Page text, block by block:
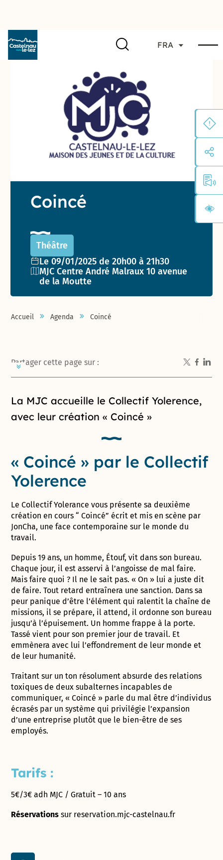
FRA
Coincé
Théâtre
Date de l'événement :
Le 09/01/2025 de 20h00 à 21h30
Lieu :
MJC Centre André Malraux 10 avenue
de la Moutte
Accueil Agenda Coincé
Partager cette page sur :
Introduction de la page
La MJC accueille le Collectif Yolerence,
avec leur création « Coincé »
« Coincé » par le Collectif
Yolerence
Le Collectif Yolerance vous présente sa deuxième
création en cours “ Coincé” écrit et mis en scène par
JonCha, une face contemporaine sur le monde du
travail.
​​Depuis 19 ans, un homme, Étouf, vit dans son bureau.
Chaque jour, il est asservi à l’angoisse de mal faire.
Mais faire quoi ? Il ne le sait pas. « On » lui a juste dit
de faire. Tout retard entraînera une sanction. Dans sa
peur panique d’être l’élément qui ralentit la chaîne de
missions, il se prépare, il attend, il ordonne son bureau
jusqu’à l’épuisement. Un homme frappe à la porte.
Tassé vient pour son premier jour de travail. Et
emmènera avec lui l’effondrement de leur monde et
de leur humanité.
Traitant sur un ton résolument absurde des relations
toxiques de deux subalternes incapables de
communiquer, « Coincé » parle du mal être d’individus
écrasés par un système qui privilégie l’expansion
d’une entreprise plutôt que le bien-être de ses
employés.
Tarifs :
5€/3€ adh MJC / Gratuit – 10 ans
Réservationssur reservation.mjc-castelnau.fr